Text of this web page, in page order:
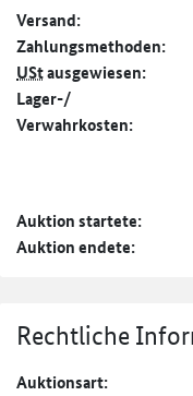
Versand:
Zahlungs­methoden:
UStausgewiesen:
Lager-/
Verwahrkosten:
Auktion startete:
Auktion endete:
Rechtliche
Auktionsart: